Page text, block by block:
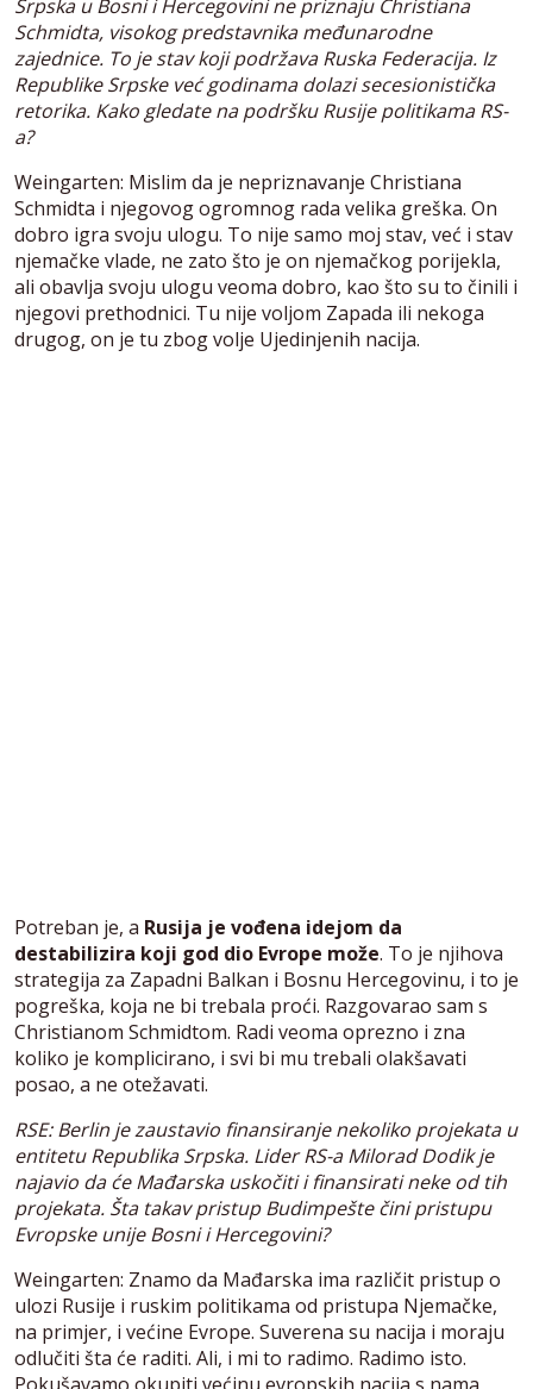
Srpska u Bosni i Hercegovini ne priznaju Christiana
Schmidta, visokog predstavnika međunarodne
zajednice. To je stav koji podržava Ruska Federacija. Iz
Republike Srpske već godinama dolazi secesionistička
retorika. Kako gledate na podršku Rusije politikama RS-
a?
Weingarten: Mislim da je nepriznavanje Christiana
Schmidta i njegovog ogromnog rada velika greška. On
dobro igra svoju ulogu. To nije samo moj stav, već i stav
njemačke vlade, ne zato što je on njemačkog porijekla,
ali obavlja svoju ulogu veoma dobro, kao što su to činili i
njegovi prethodnici. Tu nije voljom Zapada ili nekoga
drugog, on je tu zbog volje Ujedinjenih nacija.
Potreban je, a Rusija je vođena idejom da
destabilizira koji god dio Evrope može. To je njihova
strategija za Zapadni Balkan i Bosnu Hercegovinu, i to je
pogreška, koja ne bi trebala proći. Razgovarao sam s
Christianom Schmidtom. Radi veoma oprezno i zna
koliko je komplicirano, i svi bi mu trebali olakšavati
posao, a ne otežavati.
RSE: Berlin je zaustavio finansiranje nekoliko projekata u
entitetu Republika Srpska. Lider RS-a Milorad Dodik je
najavio da će Mađarska uskočiti i finansirati neke od tih
projekata. Šta takav pristup Budimpešte čini pristupu
Evropske unije Bosni i Hercegovini?
Weingarten: Znamo da Mađarska ima različit pristup o
ulozi Rusije i ruskim politikama od pristupa Njemačke,
na primjer, i većine Evrope. Suverena su nacija i moraju
odlučiti šta će raditi. Ali, i mi to radimo. Radimo isto.